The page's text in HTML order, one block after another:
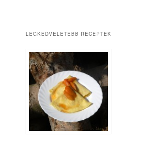
LEGKEDVELETEBB RECEPTEK